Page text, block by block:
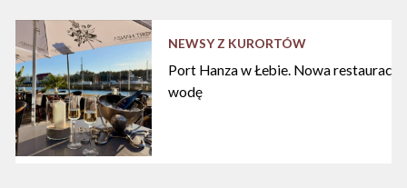
NEWSY Z KURORTÓW
Port Hanza w Łebie. Nowa restauracja
wodę